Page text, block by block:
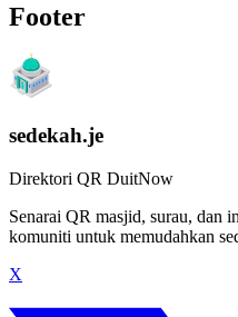
Footer
sedekah.je
Direktori QR DuitNow
Senarai QR masjid, surau, dan
komuniti untuk memudahkan
X